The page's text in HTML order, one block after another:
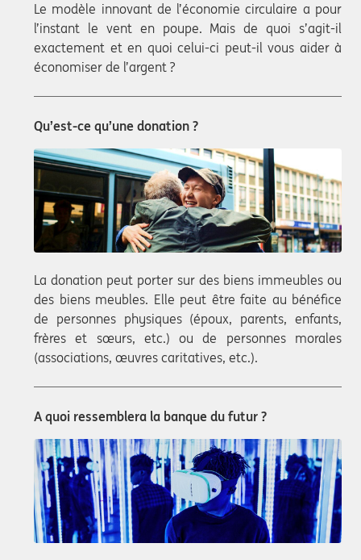
Le modèle innovant de l’économie circulaire a pour
l’instant le vent en poupe. Mais de quoi s’agit-il
exactement et en quoi celui-ci peut-il vous aider à
économiser de l’argent ?
Qu’est-ce qu’une donation ?
La donation peut porter sur des biens immeubles ou
des biens meubles. Elle peut être faite au bénéfice
de personnes physiques (époux, parents, enfants,
frères et sœurs, etc.) ou de personnes morales
(associations, œuvres caritatives, etc.).
A quoi ressemblera la banque du futur ?